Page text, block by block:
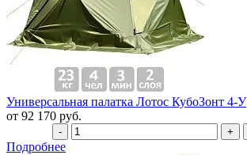
Универсальная палатка Лотос КубоЗонт 4-У
от 92 170 руб.
Подробнее